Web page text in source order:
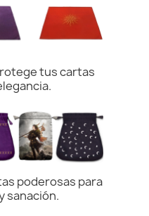
tus cartas
poderosas para
sanación.